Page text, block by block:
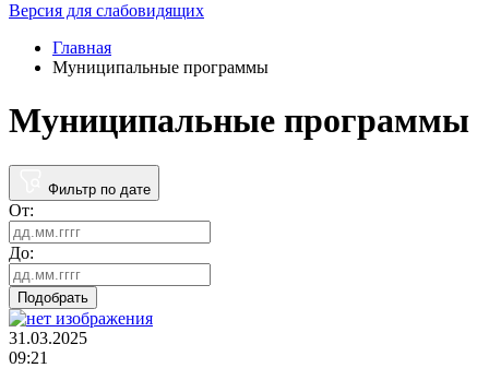
Версия для слабовидящих
Главная
Муниципальные программы
Муниципальные программы
Фильтр по дате
От:
До:
Подобрать
31.03.2025
09:21